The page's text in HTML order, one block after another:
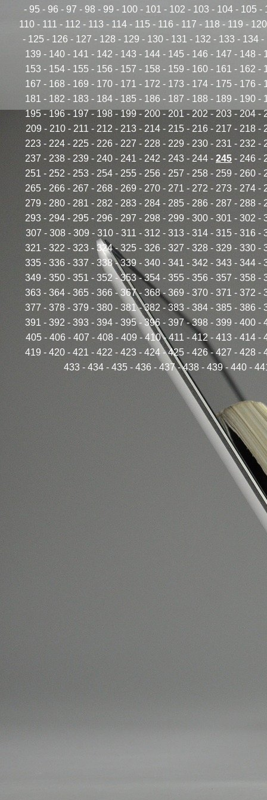
- 95 - 96 - 97 - 98 - 99 - 100 - 101 - 102 - 103 - 104 - 105 -
110 - 111 - 112 - 113 - 114 - 115 - 116 - 117 - 118 - 119 - 120
- 125 - 126 - 127 - 128 - 129 - 130- 131 - 132 - 133 - 134-
139 - 140 - 141 - 142 - 143 - 144 - 145 - 146 - 147 - 148 -
153 - 154 - 155 - 156 - 157 - 158 - 159 - 160 - 161 - 162 -
167 - 168 - 169 - 170 - 171 - 172 - 173 - 174 - 175 - 176 -
181 - 182 - 183 - 184 - 185 - 186 - 187 - 188 - 189 - 190 -
195 - 196 - 197 - 198 - 199 - 200 - 201 - 202 - 203 - 204 -
209 - 210- 211 - 212 - 213- 214- 215- 216- 217 - 218-
223 - 224 - 225 - 226 - 227 - 228 - 229 - 230 - 231 - 232 -
237 - 238 - 239 - 240 - 241 - 242 - 243 - 244 - 245 - 246 -
251 - 252 - 253- 254 - 255 - 256 - 257 - 258 - 259 - 260 -
265 - 266 - 267 - 268 - 269 - 270 - 271 - 272 - 273 - 274 -
279 - 280 - 281 - 282 - 283 - 284 - 285 - 286 - 287 - 288 -
293 - 294 - 295 - 296 - 297 - 298 - 299 - 300 - 301 - 302 -
307 - 308- 309 - 310- 311 - 312 - 313- 314- 315- 316 -
321 - 322 - 323 - 324- 325 - 326 - 327 - 328 - 329 - 330 -
335 - 336 - 337 - 338-339 - 340 - 341 - 342 - 343 - 344 -
349 - 350 - 351 - 352 -353-354 - 355 - 356 - 357 - 358 -
363 - 364 - 365 - 366 -367-368- 369 - 370 - 371 - 372 -
377 - 378 - 379 - 380 - 381-382 -383 - 384 - 385 - 386 -
391 - 392 - 393 - 394 - 395-396 - 397-398 - 399 - 400 -
405- 406- 407 - 408- 409 -410-411 - 412- 413- 414-
419 - 420 - 421 - 422 - 423 - 424-425 - 426-427 - 428 -
433- 434- 435- 436- 437-438- 439- 440-